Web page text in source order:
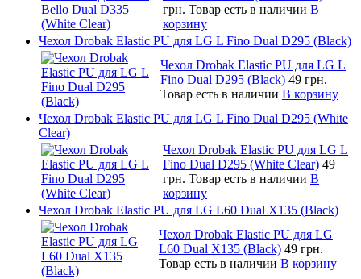
грн. Товар есть в наличии В
корзину
Чехол Drobak Elastic PU для LG L Fino Dual D295 (Black)
Чехол Drobak Elastic PU для LG L
Fino Dual D295 (Black) 49 грн.
Товар есть в наличии В корзину
Чехол Drobak Elastic PU для LG L Fino Dual D295 (White
Clear)
Чехол Drobak Elastic PU для LG L
Fino Dual D295 (White Clear) 49
грн. Товар есть в наличии В
корзину
Чехол Drobak Elastic PU для LG L60 Dual X135 (Black)
Чехол Drobak Elastic PU для LG
L60 Dual X135 (Black) 49 грн.
Товар есть в наличии В корзину